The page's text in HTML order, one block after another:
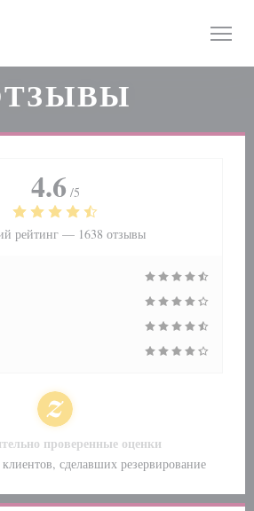
4.6 /5
рейтинг — 1638 отзывы
проверенные оценки
сделавших резервирование